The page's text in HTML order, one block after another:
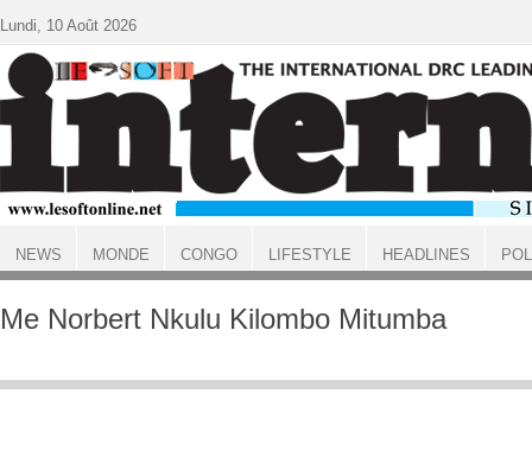
ACCUEIL
Me Norbert Nkulu Kilombo Mitumba
Lundi, 10 Août 2026
NEWS MONDE CONGO LIFESTYLE HEADLINES